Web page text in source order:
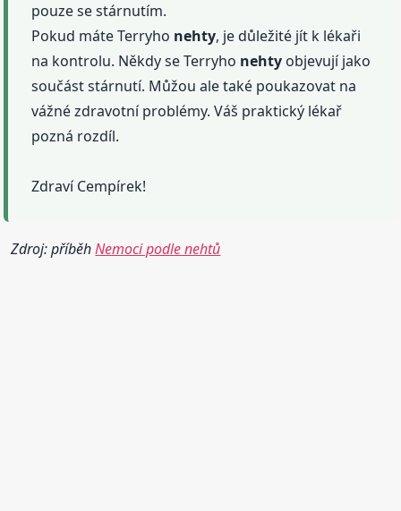
pouze se stárnutím.
Pokud máte Terryho nehty, je důležité jít k lékaři
na kontrolu. Někdy se Terryho nehty objevují jako
součást stárnutí. Můžou ale také poukazovat na
vážné zdravotní problémy. Váš praktický lékař
pozná rozdíl.
Zdraví Cempírek!
Zdroj: příběhNemoci podle nehtů